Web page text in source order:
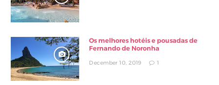
Os melhores hotéis e pousadas de
Fernando de Noronha
December 10, 2019 1